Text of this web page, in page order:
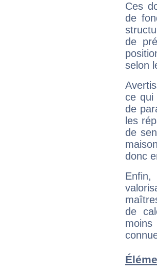
Ces
de
de
selon
ce qui
de
les
de
donc
Enfin,
de